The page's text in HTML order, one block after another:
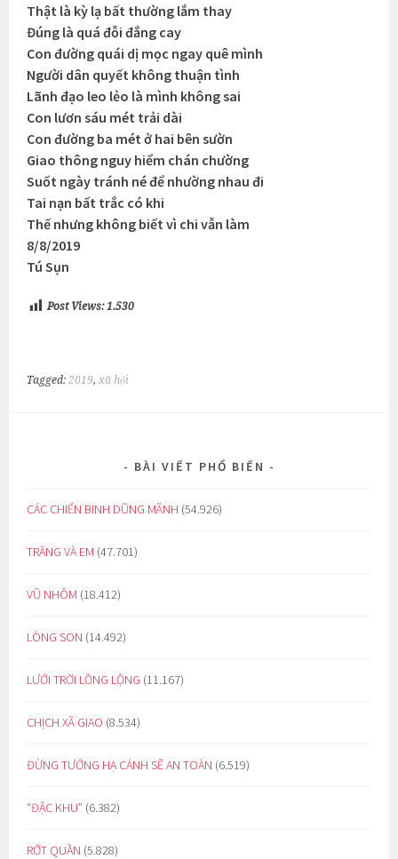
Thật là kỳ lạ bất thường lắm thay
Đúng là quá đỗi đắng cay
Con đường quái dị mọc ngay quê mình
Người dân quyết không thuận tình
Lãnh đạo leo lẻo là mình không sai
Con lươn sáu mét trải dài
Con đường ba mét ở hai bên sườn
Giao thông nguy hiểm chán chường
Suốt ngày tránh né để nhường nhau đi
Tai nạn bất trắc có khi
Thế nhưng không biết vì chi vẫn làm
8/8/2019
Tú Sụn
Post Views: 1.530
Tagged:2019,xã hội
BÀI VIẾT PHỔ BIẾN
CÁC CHIẾN BINH DŨNG MÃNH (54.926)
TRĂNG VÀ EM (47.701)
VŨ NHÔM (18.412)
LÒNG SON (14.492)
LƯỚI TRỜI LỒNG LỘNG (11.167)
CHỊCH XÃ GIAO (8.534)
ĐỪNG TƯỞNG HẠ CÁNH SẼ AN TOÀN (6.519)
“ĐẶC KHU” (6.382)
RỚT QUẦN (5.828)